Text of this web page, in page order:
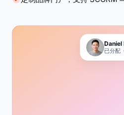
Daniel
已分配